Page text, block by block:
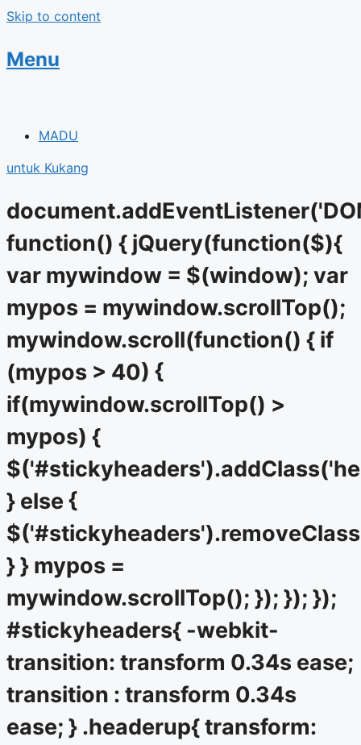
Skip to content
Menu
MADU
untuk Kukang
function() { jQuery(function($){
var mywindow = $(window); var
mypos = mywindow.scrollTop();
mywindow.scroll(function() { if
(mypos > 40) {
if(mywindow.scrollTop() >
mypos) {
} else {
} } mypos =
mywindow.scrollTop(); }); }); });
#stickyheaders{ -webkit-
transition: transform 0.34s ease;
transition : transform 0.34s
ease; } .headerup{ transform: